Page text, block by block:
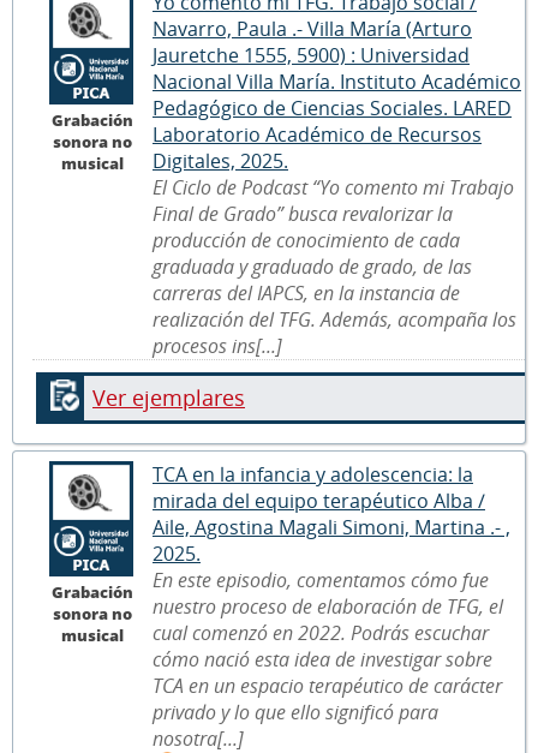
Grabación
sonora no
musical
Navarro, Paula .- Villa María (Arturo
Jauretche 1555, 5900) : Universidad
Nacional Villa María. Instituto Académico
Pedagógico de Ciencias Sociales. LARED
Laboratorio Académico de Recursos
Digitales, 2025.
El Ciclo de Podcast “Yo comento mi Trabajo
Final de Grado” busca revalorizar la
producción de conocimiento de cada
graduada y graduado de grado, de las
carreras del IAPCS, en la instancia de
realización del TFG. Además, acompaña los
procesos ins[...]
Ver ejemplares
Grabación
sonora no
musical
TCA en la infancia y adolescencia: la
mirada del equipo terapéutico Alba /
Aile, Agostina Magali Simoni, Martina .- ,
2025.
En este episodio, comentamos cómo fue
nuestro proceso de elaboración de TFG, el
cual comenzó en 2022. Podrás escuchar
cómo nació esta idea de investigar sobre
TCA en un espacio terapéutico de carácter
privado y lo que ello significó para
nosotra[...]